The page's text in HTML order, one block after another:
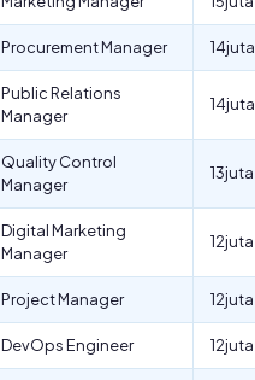
Procurement Manager
Public Relations
Manager
Quality Control
Manager
Digital Marketing
Manager
Project Manager
DevOps Engineer